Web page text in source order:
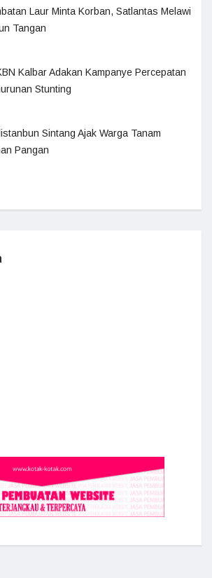
Laur Minta Korban, Satlantas Melawi
Tangan
Kalbar Adakan Kampanye Percepatan
Stunting
Sintang Ajak Warga Tanam
Pangan